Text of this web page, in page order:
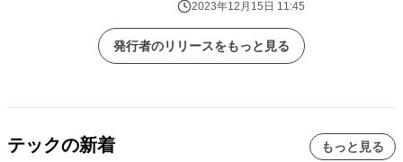
2023年12月15日 11:45
発行者のリリースをもっと見る
テックの新着 もっと見る